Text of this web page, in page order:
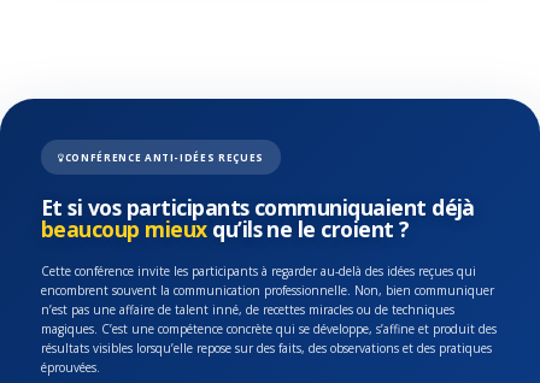
CONFÉRENCE ANTI-IDÉES REÇUES
Et si vos participants communiquaient déjà
beaucoup mieuxqu’ils ne le croient ?
Cette conférence invite les participants à regarder au-delà des idées reçues qui
encombrent souvent la communication professionnelle. Non, bien communiquer
n’est pas une affaire de talent inné, de recettes miracles ou de techniques
magiques. C’est une compétence concrète qui se développe, s’affine et produit des
résultats visibles lorsqu’elle repose sur des faits, des observations et des pratiques
éprouvées.